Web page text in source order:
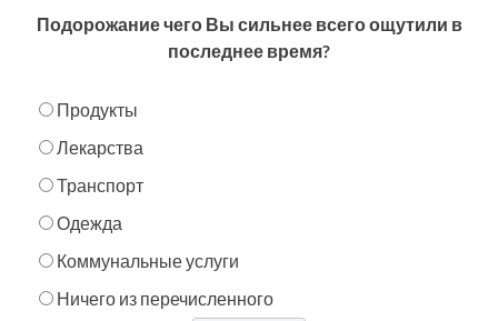
Подорожание чего Вы сильнее всего ощутили в
последнее время?
Продукты
Лекарства
Транспорт
Одежда
Коммунальные услуги
Ничего из перечисленного